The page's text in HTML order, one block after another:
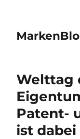
Welttag
Patent-
ist dabei